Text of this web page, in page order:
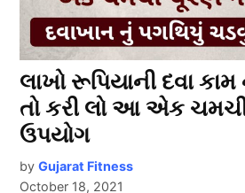
લાખો રૂપિયાની દવા
તો કરી લો આ એક
ઉપયોગ
by Gujarat Fitness
October 18, 2021